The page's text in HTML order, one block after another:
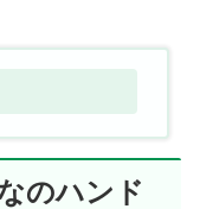
のハンド